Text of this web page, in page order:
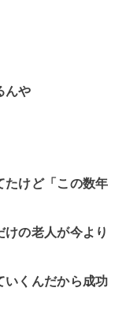
んや
たけど「この数年
の老人が今より
いくんだから成功